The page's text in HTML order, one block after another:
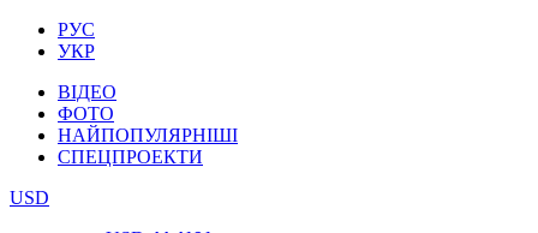
РУС
УКР
ВІДЕО
ФОТО
НАЙПОПУЛЯРНІШІ
СПЕЦПРОЕКТИ
USD